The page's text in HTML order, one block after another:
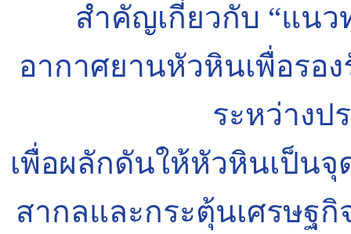
สำคัญเกี่ยวกับ “แน
อากาศยานหัวหินเพื่อรอ
ระหว่างป
เพื่อผลักดันให้หัวหินเป็น
สากลและกระตุ้นเศรษฐ